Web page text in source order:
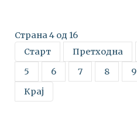
Страна 4 од 16
Старт
Претходна
5
6 7 8 9
Крај